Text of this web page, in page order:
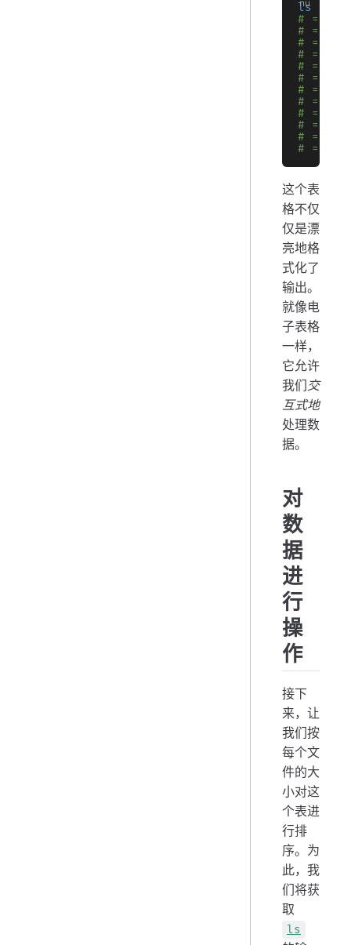
ls
# =>
# =>
# =>
# => │
# => │
# => │
# => │
# => │
# => │
# => │
# => │
# =>
这个表
格不仅
仅是漂
亮地格
式化了
输出。
就像电
子表格
一样，
它允许
我们 交
互式地
处理数
据。
对
数
据
进
行
操
作
接下
来，让
我们按
每个文
件的大
小对这
个表进
行排
序。为
此，我
们将获
取
ls